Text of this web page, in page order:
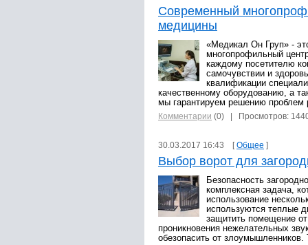
Современный
медицины
«Медикал Он Груп» -
многопрофильный
каждому посетителю
самочувствии и
квалификации
качественному оборудованию, а
мы гарантируем решению проблем
Комментарии (0) | Просмотров:
30.03.2017 16:43 [Общее ]
Выбор ворот для
Безопасность
комплексная задача,
использование
используются теплые
защитить помещение
проникновения нежелательных
обезопасить от